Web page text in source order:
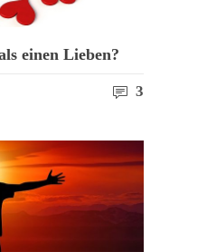
einen Lieben?
3